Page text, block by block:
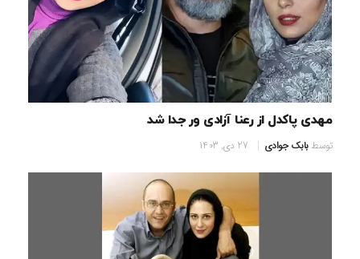
مهدی پاکدل از رعنا آزادی ور جدا شد
توسطبابک جوادی 27 دی, 1403